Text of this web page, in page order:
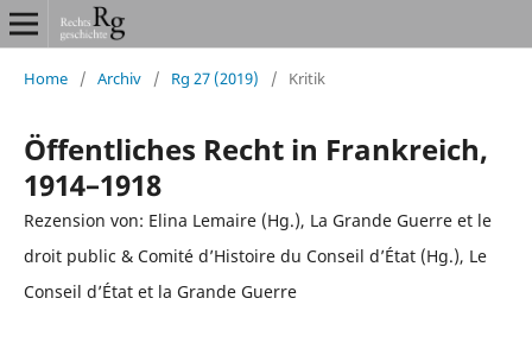
Home / Archiv / Rg 27 (2019) / Kritik
Öffentliches Recht in Frankreich,
1914–1918
Rezension von: Elina Lemaire (Hg.), La Grande Guerre et le
droit public & Comité d’Histoire du Conseil d’État (Hg.), Le
Conseil d’État et la Grande Guerre